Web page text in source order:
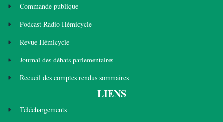
Commande publique
Podcast Radio Hémicycle
Revue Hémicycle
Journal des débats parlementaires
Recueil des comptes rendus sommaires
LIENS
Téléchargements